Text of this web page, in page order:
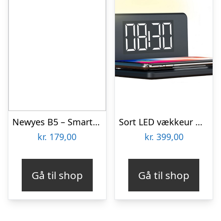
Newyes B5 – Smart Notesbog
kr. 179,00
Gå til shop
Sort LED vækkeur med trådløs oplader
kr. 399,00
Gå til shop